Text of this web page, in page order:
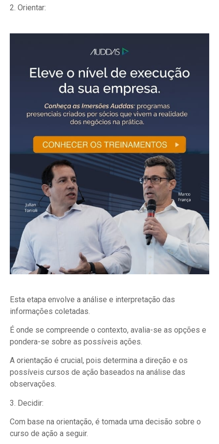
2. Orientar:
Esta etapa envolve a análise e interpretação das
informações coletadas.
É onde se compreende o contexto, avalia-se as opções e
pondera-se sobre as possíveis ações.
A orientação é crucial, pois determina a direção e os
possíveis cursos de ação baseados na análise das
observações.
3. Decidir:
Com base na orientação, é tomada uma decisão sobre o
curso de ação a seguir.